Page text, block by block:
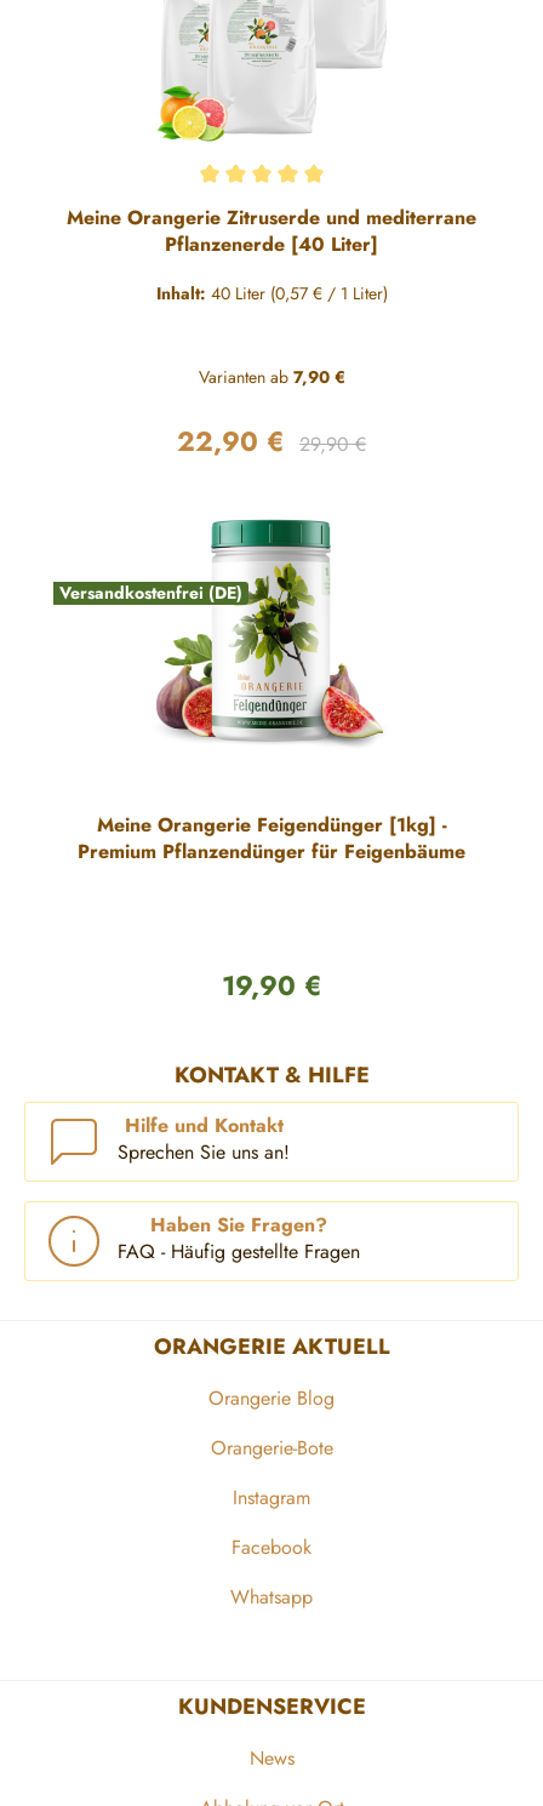
Durchschnittliche Bewertung von 5 von 5 Sternen
Meine Orangerie Zitruserde und mediterrane
Pflanzenerde [40 Liter]
Inhalt: 40 Liter (0,57 € / 1 Liter)
Varianten ab7,90 €
Verkaufspreis:
22,90 € Regulärer Preis:
29,90 €
Versandkostenfrei (DE)
Meine Orangerie Feigendünger [1kg] -
Premium Pflanzendünger für Feigenbäume
Regulärer Preis:
19,90 €
KONTAKT & HILFE
Hilfe und Kontakt
Sprechen Sie uns an!
Haben Sie Fragen?
FAQ - Häufig gestellte Fragen
ORANGERIE AKTUELL
Orangerie Blog
Orangerie-Bote
Instagram
Facebook
Whatsapp
KUNDENSERVICE
News